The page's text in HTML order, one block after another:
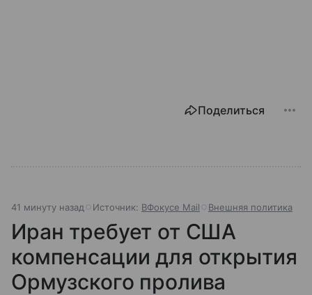
Поделиться
41 минуту назад Источник: ВФокусе Mail Внешняя политика
Иран требует от США
компенсации для открытия
Ормузского пролива